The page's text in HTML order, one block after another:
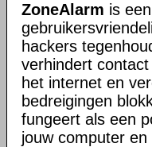
ZoneAlarm is een
hackers
verhindert
het internet en
bedreigingen
fungeert als een
jouw computer